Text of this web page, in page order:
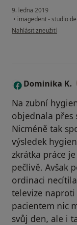
9. ledna 2019
• imagedent - studio
podle názoru uživatele
Nahlásit zneužití
D Dominika K.
Na zubní
objednala přes
Nicméně tak
výsledek
zkrátka práce
pečlivě. Avšak
ordinaci
televize
pacientem nic
svůj den, ale i